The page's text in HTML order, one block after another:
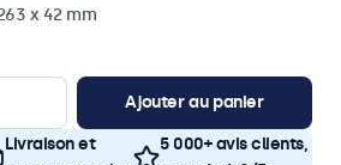
x 42 mm
Ajouter au panier
Livraison et
5 000+ avis clients,